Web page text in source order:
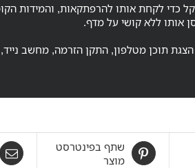
כדי לקחת אותו להרפתקאות, והמידות
אותו ללא קושי על מדף.
הצגת תוכן מטלפון, התקן הזרמה, מחשב
שתף בפינטרסט
מוצר